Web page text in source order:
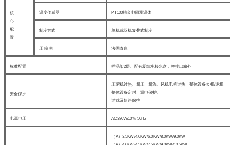
核
心
配
置
温度传感器 PT100铂金电阻测温体
制冷方式 单机或双机复叠式制冷
压 缩 机 法国泰康
标准配置 样品架2层、配有凝结水接水盘，并排出箱外
安全保护
压缩机过热、超压、超温、风机电机过热、整体设备欠相/逆相、
整体设备定时、漏电保护、
过载及短路保护
电源电压 AC380V±10％ 50Hz
（A）3.5KW/4.0KW/6.0KW/8.0KW/9.0KW